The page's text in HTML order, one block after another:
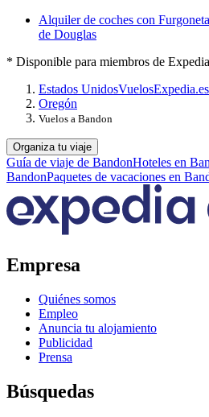
Alquiler de coches con
de Douglas
* Disponible para miembros de
Estados UnidosVuelosExpedia.es
Oregón
Vuelos a Bandon
Organiza tu viaje
Guía de viaje de BandonHoteles en
BandonPaquetes de vacaciones en
Empresa
Quiénes somos
Empleo
Anuncia tu alojamiento
Publicidad
Prensa
Búsquedas